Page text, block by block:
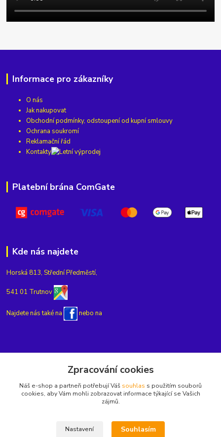
Informace pro zákazníky
O nás
Jak nakupovat
Obchodní podmínky, odstoupení od kupní smlouvy
Ochrana soukromí
Reklamační řád
Kontakty
Platební brána ComGate
Kde nás najdete
Horská 813, Střední Předměstí,
541 01 Trutnov
Najdete nás také na nebo na
+420775654704
Zpracování cookies
Náš e-shop a partneři potřebují Váš souhlas s použitím souborů
cookies, aby Vám mohli zobrazovat informace týkající se Vašich
zájmů.
Nastavení Souhlasím